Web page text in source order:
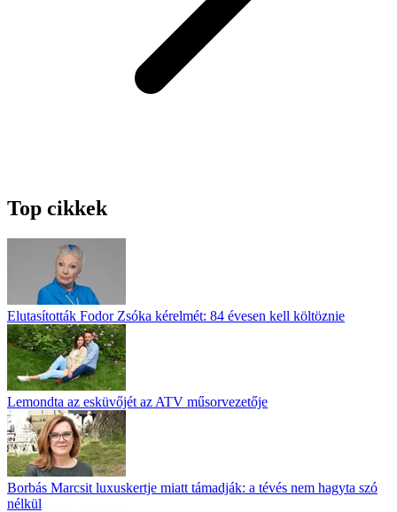
Top cikkek
Elutasították Fodor Zsóka kérelmét: 84 évesen kell költöznie
Lemondta az esküvőjét az ATV műsorvezetője
Borbás Marcsit luxuskertje miatt támadják: a tévés nem hagyta szó
nélkül